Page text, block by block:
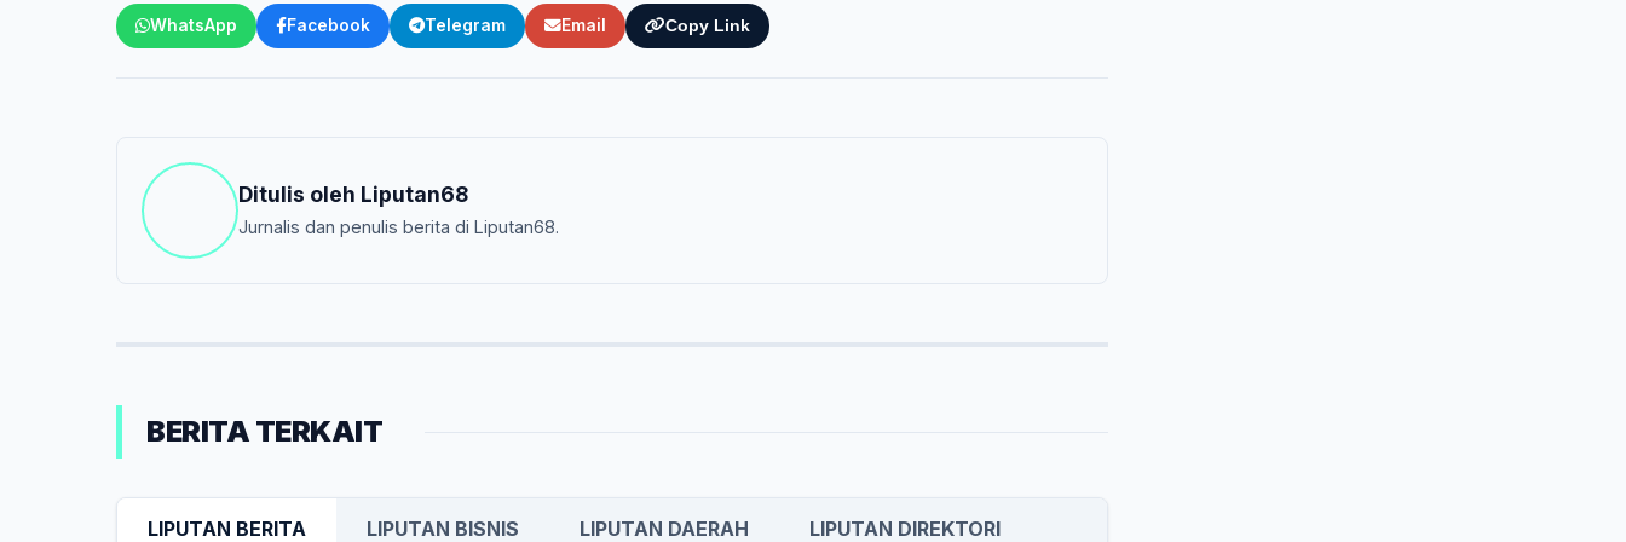
WhatsApp Facebook Telegram Email Copy Link
Ditulis oleh Liputan68
Jurnalis dan penulis berita di Liputan68.
BERITA TERKAIT
LIPUTAN BERITA LIPUTAN BISNIS LIPUTAN DAERAH LIPUTAN DIREKTORI